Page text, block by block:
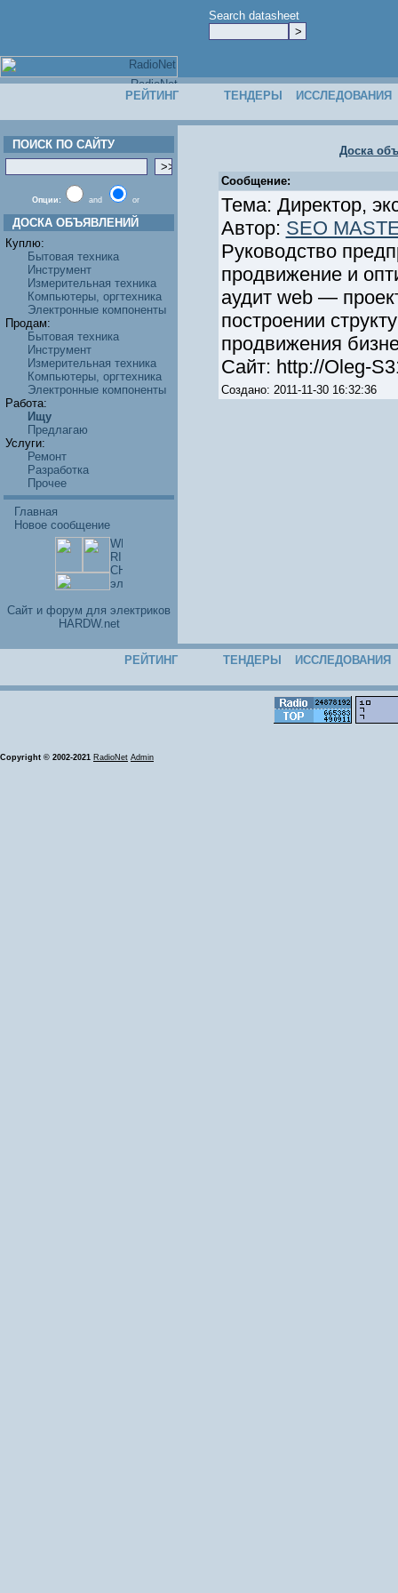
Search datasheet
РЕЙТИНГ ТЕНДЕРЫ ИССЛЕДОВАНИЯ
ПОИСК ПО САЙТУ
Опции: and or
ДОСКА ОБЪЯВЛЕНИЙ
Куплю:
Бытовая техника
Инструмент
Измерительная техника
Компьютеры, оргтехника
Электронные компоненты
Продам:
Бытовая техника
Инструмент
Измерительная техника
Компьютеры, оргтехника
Электронные компоненты
Работа:
Ищу
Предлагаю
Услуги:
Ремонт
Разработка
Прочее
Главная
Новое сообщение
Cайт и форум для электриков
HARDW.net
Доска
Сообщение:
Тема: Директор,
Автор: SEO
Руководство
продвижение и
аудит web —
построении
продвижения
Сайт: http://Oleg-
Создано: 2011-11-30 16:32:36
РЕЙТИНГ ТЕНДЕРЫ ИССЛЕДОВАНИЯ
Copyright © 2002-2021 RadioNet Admin